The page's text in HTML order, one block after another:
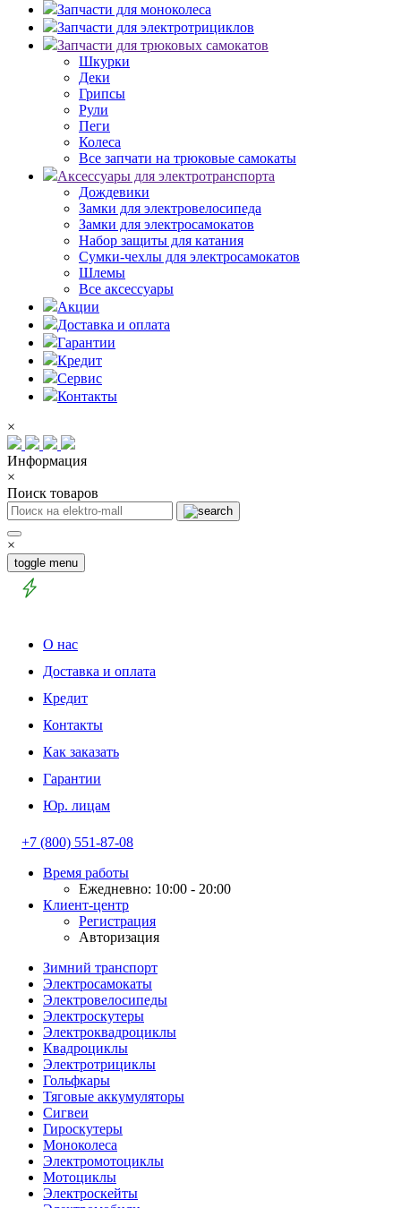
Запчасти для моноколеса
Запчасти для электротрициклов
Запчасти для трюковых самокатов
Шкурки
Деки
Грипсы
Рули
Пеги
Колеса
Все запчати на трюковые самокаты
Аксессуары для электротранспорта
Дождевики
Замки для электровелосипеда
Замки для электросамокатов
Набор защиты для катания
Сумки-чехлы для электросамокатов
Шлемы
Все аксессуары
Акции
Доставка и оплата
Гарантии
Кредит
Сервис
Контакты
×
Информация
×
Поиск товаров
×
toggle menu
О нас
Доставка и оплата
Кредит
Контакты
Как заказать
Гарантии
Юр. лицам
+7 (800) 551-87-08
Время работы
Ежедневно: 10:00 - 20:00
Клиент-центр
Регистрация
Авторизация
Зимний транспорт
Электросамокаты
Электровелосипеды
Электроскутеры
Электроквадроциклы
Квадроциклы
Электротрициклы
Гольфкары
Тяговые аккумуляторы
Сигвеи
Гироскутеры
Моноколеса
Электромотоциклы
Мотоциклы
Электроскейты